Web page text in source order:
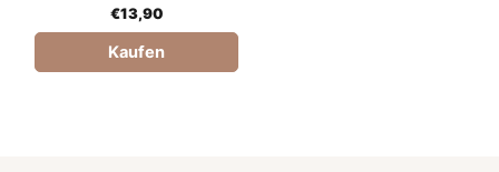
FIRRIATO
€13,90
Kaufen